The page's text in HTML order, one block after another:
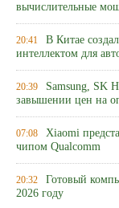
вычислительные
20:41 В Китае
интеллектом для
20:39 Samsung, SK
завышении цен на
07:08 Xiaomi
чипом Qualcomm
20:32 Готовый
2026 году